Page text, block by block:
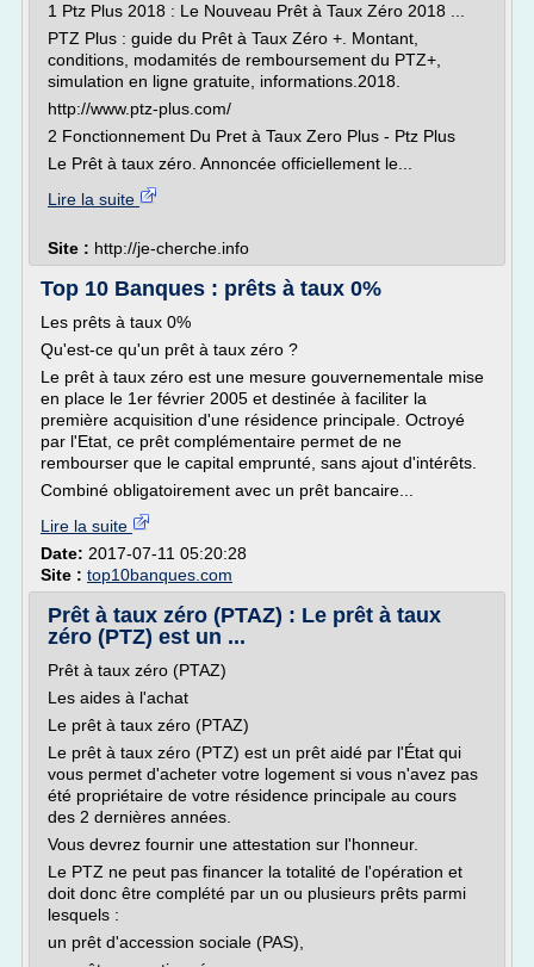
1 Ptz Plus 2018 : Le Nouveau Prêt à Taux Zéro 2018 ...
PTZ Plus : guide du Prêt à Taux Zéro +. Montant,
conditions, modamités de remboursement du PTZ+,
simulation en ligne gratuite, informations.2018.
http://www.ptz-plus.com/
2 Fonctionnement Du Pret à Taux Zero Plus - Ptz Plus
Le Prêt à taux zéro. Annoncée officiellement le...
Lire la suite
Site : http://je-cherche.info
Top 10 Banques : prêts à taux 0%
Les prêts à taux 0%
Qu'est-ce qu'un prêt à taux zéro ?
Le prêt à taux zéro est une mesure gouvernementale mise
en place le 1er février 2005 et destinée à faciliter la
première acquisition d'une résidence principale. Octroyé
par l'Etat, ce prêt complémentaire permet de ne
rembourser que le capital emprunté, sans ajout d'intérêts.
Combiné obligatoirement avec un prêt bancaire...
Lire la suite
Date: 2017-07-11 05:20:28
Site : top10banques.com
Prêt à taux zéro (PTAZ) : Le prêt à taux
zéro (PTZ) est un ...
Prêt à taux zéro (PTAZ)
Les aides à l'achat
Le prêt à taux zéro (PTAZ)
Le prêt à taux zéro (PTZ) est un prêt aidé par l'État qui
vous permet d'acheter votre logement si vous n'avez pas
été propriétaire de votre résidence principale au cours
des 2 dernières années.
Vous devrez fournir une attestation sur l'honneur.
Le PTZ ne peut pas financer la totalité de l'opération et
doit donc être complété par un ou plusieurs prêts parmi
lesquels :
un prêt d'accession sociale (PAS),